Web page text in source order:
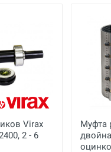
Virax
2 - 6
Муфта